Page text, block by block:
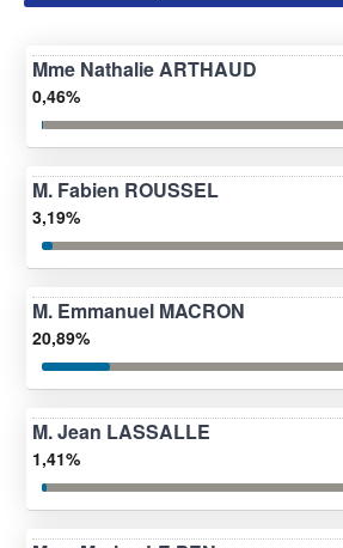
Mme Nathalie ARTHAUD
0,46%
M. Fabien ROUSSEL
3,19%
M. Emmanuel MACRON
20,89%
M. Jean LASSALLE
1,41%